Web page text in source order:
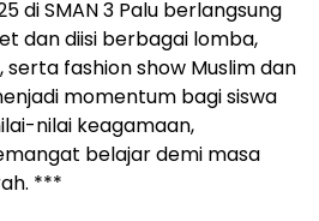
di SMAN 3 Palu berlangsung
dan diisi berbagai lomba,
fashion show Muslim dan
momentum bagi siswa
nilai keagamaan,
belajar demi masa
***